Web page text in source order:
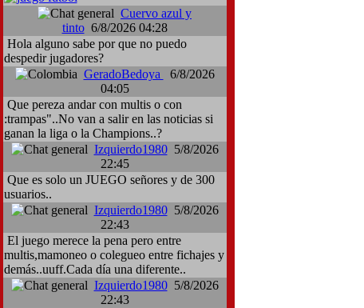
Cuervo azul y
tinto6/8/2026 04:28
Hola alguno sabe por que no puedo
despedir jugadores?
GeradoBedoya
6/8/2026
04:05
Que pereza andar con multis o con
:trampas"..No van a salir en las noticias si
ganan la liga o la Champions..?
Izquierdo19805/8/2026
22:45
Que es solo un JUEGO señores y de 300
usuarios..
Izquierdo19805/8/2026
22:43
El juego merece la pena pero entre
multis,mamoneo o colegueo entre fichajes y
demás..uuff.Cada día una diferente..
Izquierdo19805/8/2026
22:43